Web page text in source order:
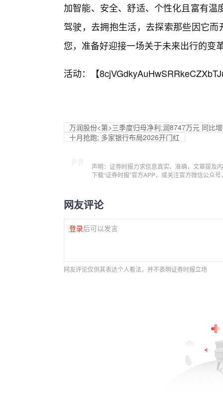
加智能、安全、舒适、个性化且富有
驾驶，去拥抱生活，去探索那些因它
您，准备好迎接一场关于未来出行的变
活动：【
万润股份<第>三季度归母净利;润8747万元 同比
十月抢跑; 多家银行布局2026开门红
声明：证券时报力求信息真实、准确，文章提及
下载“证券时报”官方APP，或关注官方微信公众
网友评论
登录后可以发言
网友评论仅供其表达个人看法，并不表明证券时报立场